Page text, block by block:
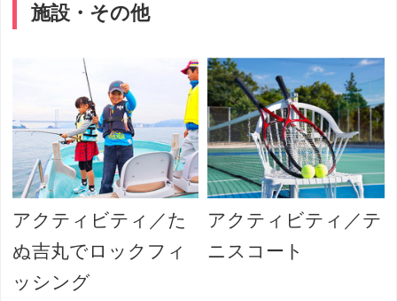
施設・その他
アクティビティ／た
ぬ吉丸でロックフィ
ッシング
アクティビティ／テ
ニスコート